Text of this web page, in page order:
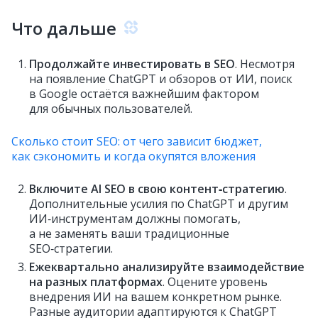
Что дальше
Продолжайте инвестировать в SEO. Несмотря
на появление ChatGPT и обзоров от ИИ, поиск
в Google остаётся важнейшим фактором
для обычных пользователей.
Сколько стоит SEO: от чего зависит бюджет,
как сэкономить и когда окупятся вложения
Включите AI SEO в свою контент‑стратегию.
Дополнительные усилия по ChatGPT и другим
ИИ‑инструментам должны помогать,
а не заменять ваши традиционные
SEO‑стратегии.
Ежеквартально анализируйте взаимодействие
на разных платформах. Оцените уровень
внедрения ИИ на вашем конкретном рынке.
Разные аудитории адаптируются к ChatGPT